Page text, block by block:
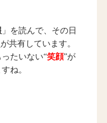
」を読んで、その日
共有しています。
たいない“笑顔”が
ね。